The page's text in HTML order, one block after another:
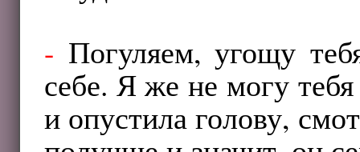
- Погуляем, угощу
себе. Я же не могу
и опустила голову,